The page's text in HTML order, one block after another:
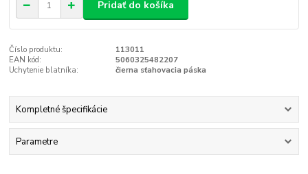
Pridať do košíka
Číslo produktu:
113011
EAN kód:
5060325482207
Uchytenie blatníka:
čierna sťahovacia páska
Kompletné špecifikácie
Parametre